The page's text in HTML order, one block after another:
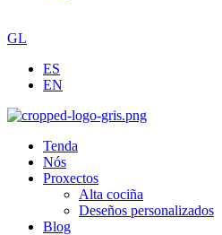
GL
ES
EN
Tenda
Nós
Proxectos
Alta cociña
Deseños personalizados
Blog